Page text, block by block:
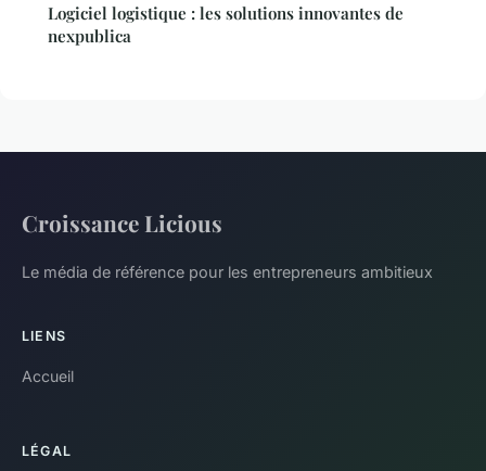
Logiciel logistique : les solutions innovantes de
nexpublica
Croissance Licious
Le média de référence pour les entrepreneurs ambitieux
LIENS
Accueil
LÉGAL